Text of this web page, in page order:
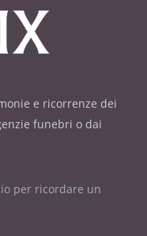
e ricorrenze dei
funebri o dai
per ricordare un